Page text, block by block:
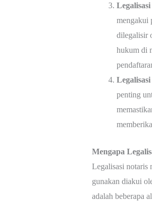
mengakui
dilegalisir
hukum di
penting
Mengapa
Legalisasi notaris
gunakan diakui
adalah beberapa